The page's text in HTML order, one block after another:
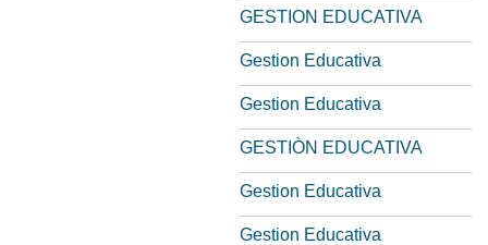
GESTION EDUCATIVA
Gestion Educativa
Gestion Educativa
GESTIÒN EDUCATIVA
Gestion Educativa
Gestion Educativa